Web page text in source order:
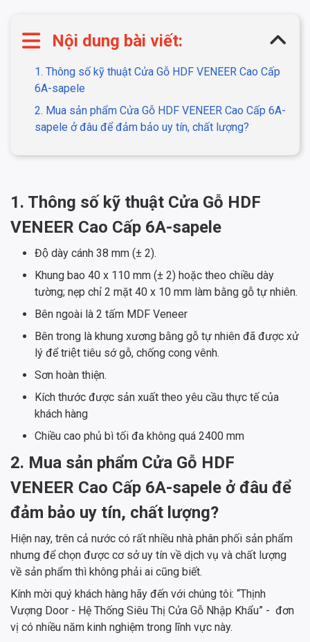
Nội dung bài viết:
1. Thông số kỹ thuật Cửa Gỗ HDF VENEER Cao Cấp
6A-sapele
2. Mua sản phẩm Cửa Gỗ HDF VENEER Cao Cấp 6A-
sapele ở đâu để đảm bảo uy tín, chất lượng?
1. Thông số kỹ thuật Cửa Gỗ HDF
VENEER Cao Cấp 6A-sapele
Độ dày cánh 38 mm (± 2).
Khung bao 40 x 110 mm (± 2) hoặc theo chiều dày
tường; nẹp chỉ 2 mặt 40 x 10 mm làm bằng gỗ tự nhiên.
Bên ngoài là 2 tấm MDF Veneer
Bên trong là khung xương bằng gỗ tự nhiên đã được xử
lý để triệt tiêu sớ gỗ, chống cong vênh.
Sơn hoàn thiện.
Kích thước được sản xuất theo yêu cầu thực tế của
khách hàng
Chiều cao phủ bì tối đa không quá 2400 mm
2. Mua sản phẩm Cửa Gỗ HDF
VENEER Cao Cấp 6A-sapele ở đâu để
đảm bảo uy tín, chất lượng?
Hiện nay, trên cả nước có rất nhiều nhà phân phối sản phẩm
nhưng để chọn được cơ sở uy tín về dịch vụ và chất lượng
về sản phẩm thì không phải ai cũng biết.
Kính mời quý khách hàng hãy đến với chúng tôi: “Thịnh
Vượng Door - Hệ Thống Siêu Thị Cửa Gỗ Nhập Khẩu” - đơn
vị có nhiều năm kinh nghiệm trong lĩnh vực này.